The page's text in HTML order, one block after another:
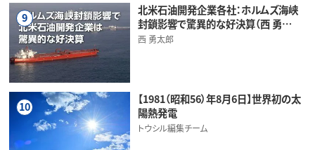
9
北米石油開発企業各社：ホルムズ海峡
封鎖影響で驚異的な好決算（西 勇…
西 勇太郎
10
【1981（昭和56）年8月6日】世界初の太
陽熱発電
トウシル編集チーム